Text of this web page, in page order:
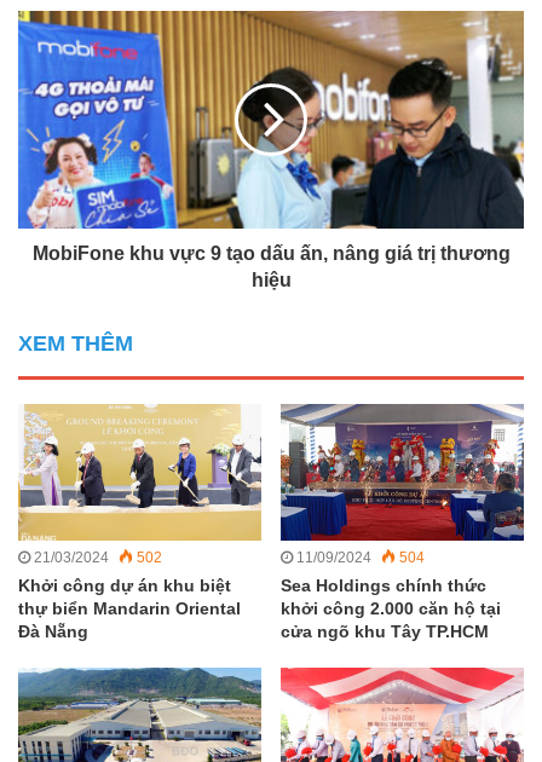
MobiFone khu vực 9 tạo dấu ấn, nâng giá trị thương
hiệu
XEM THÊM
21/03/2024 502
Khởi công dự án khu biệt
thự biển Mandarin Oriental
Đà Nẵng
11/09/2024 504
Sea Holdings chính thức
khởi công 2.000 căn hộ tại
cửa ngõ khu Tây TP.HCM